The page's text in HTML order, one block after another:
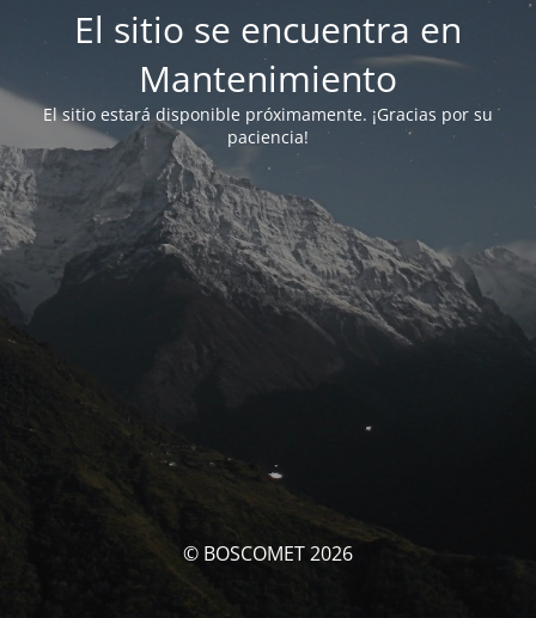
El sitio se encuentra en
Mantenimiento
El sitio estará disponible próximamente. ¡Gracias por su
paciencia!
© BOSCOMET 2026